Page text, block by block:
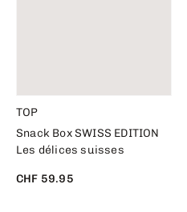
TOP
Snack Box SWISS EDITION
Les délices suisses
CHF 59.95